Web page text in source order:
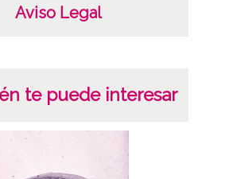
Aviso Legal
te puede interesar